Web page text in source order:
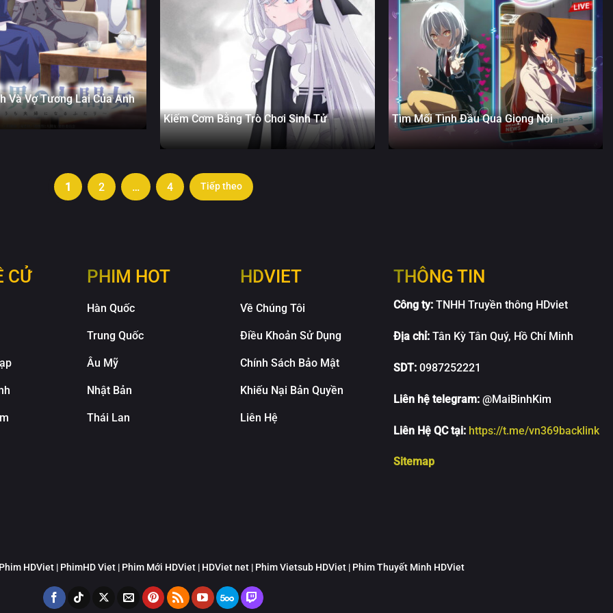
Và Vợ Tương Lai Của Anh
Kiếm Cơm Bằng Trò Chơi Sinh Tử Tìm Mối Tình Đầu Qua Giọng Nói
1 2 … 4 Tiếp theo
CỬ PHIM HOT
Hàn Quốc
Trung Quốc
Âu Mỹ
Nhật Bản
Thái Lan
HDVIET
Về Chúng Tôi
Điều Khoản Sử Dụng
Chính Sách Bảo Mật
Khiếu Nại Bản Quyền
Liên Hệ
THÔNG TIN
Công ty: TNHH Truyền thông HDviet
Địa chỉ: Tân Kỳ Tân Quý, Hồ Chí Minh
SDT: 0987252221
Liên hệ telegram: @MaiBinhKim
Liên Hệ QC tại: https://t.me/vn369backlink
Sitemap
HDViet | PhimHD Viet | Phim Mới HDViet | HDViet net | Phim Vietsub HDViet | Phim Thuyết Minh HDViet